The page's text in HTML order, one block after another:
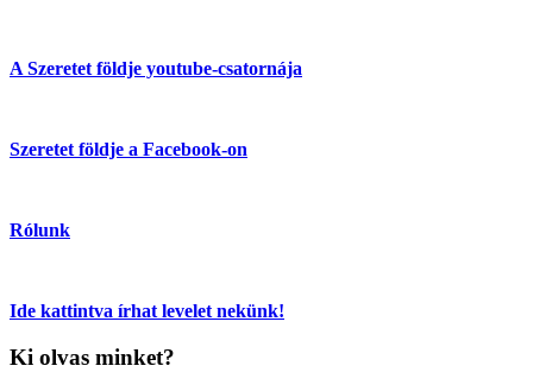
A Szeretet földje youtube-csatornája
Szeretet földje a Facebook-on
Rólunk
Ide kattintva írhat levelet nekünk!
Ki olvas minket?